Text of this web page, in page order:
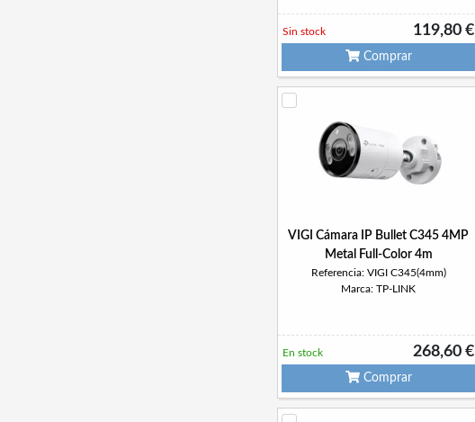
119,80 €
Sin stock
Comprar
VIGI Cámara IP Bullet C345 4MP
Metal Full-Color 4m
Referencia: VIGI C345(4mm)
Marca: TP-LINK
268,60 €
En stock
Comprar